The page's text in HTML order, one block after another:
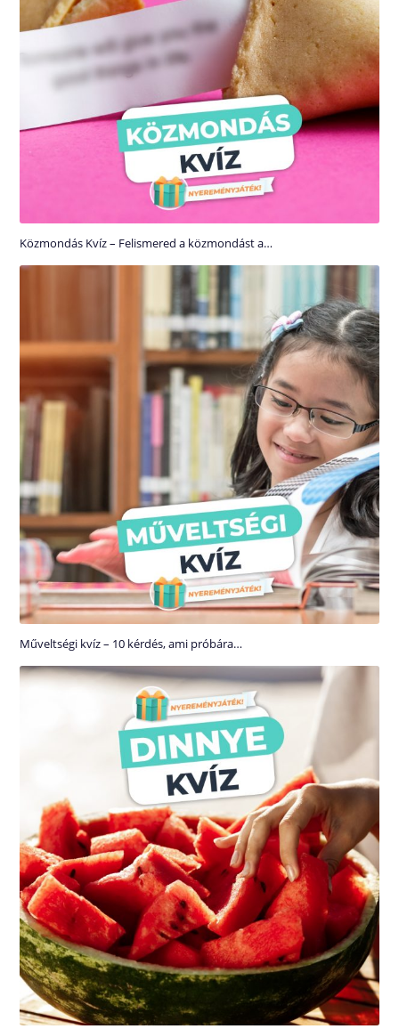
Közmondás Kvíz – Felismered a közmondást a…
Műveltségi kvíz – 10 kérdés, ami próbára…